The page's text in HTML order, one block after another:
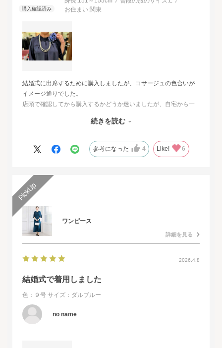
お住まい:関東
結婚式に出席するために購入しましたが、コサージュの色合いが
イメージ通りでした。
店頭で確認してから購入するかどうか迷いましたが、自宅から一
オンラインショップは写真数が多くじっくりと検討することがで
また、購入するとすぐに届くのでとても便利だと思いました。
続きを読む
参考になった 4 Like! 6
ワンピース
詳細を見る
2026.4.8
結婚式で着用しました
色：９号 サイズ：ダルブルー
no name